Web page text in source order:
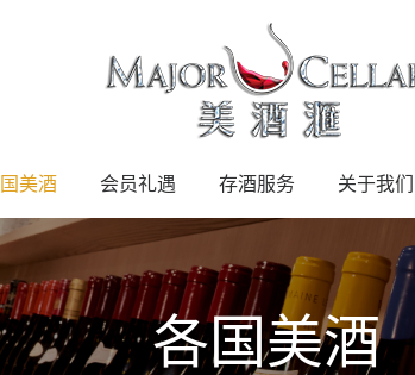
美酒 会员礼遇 存酒服务 关于我们
各国美酒